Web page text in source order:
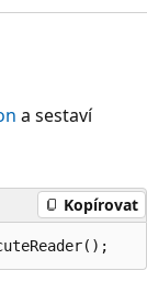
a sestaví
Kopírovat